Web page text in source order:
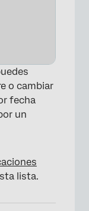
o cambiar
fecha
un
lista.